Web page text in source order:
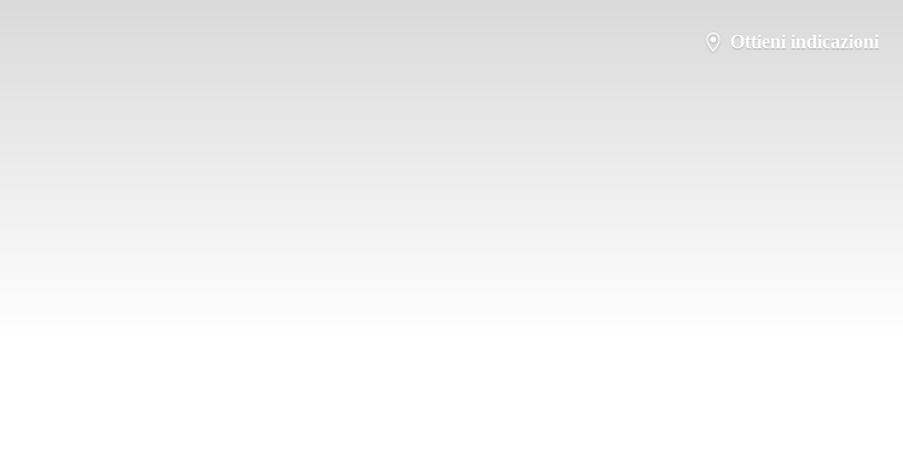
Ottieni indicazioni